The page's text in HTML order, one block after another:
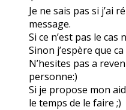
Je ne sais pas si j’ai
message.
Si ce n’est pas le cas
Sinon j’espère que
N’hesites pas a
personne:)
Si je propose mon
le temps de le faire ;)